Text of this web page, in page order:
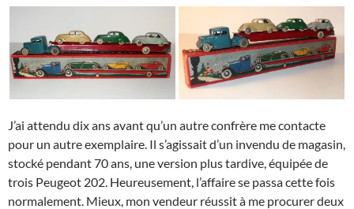
J’ai attendu dix ans avant qu’un autre confrère me contacte
pour un autre exemplaire. Il s’agissait d’un invendu de magasin,
stocké pendant 70 ans, une version plus tardive, équipée de
trois Peugeot 202. Heureusement, l’affaire se passa cette fois
normalement. Mieux, mon vendeur réussit à me procurer deux